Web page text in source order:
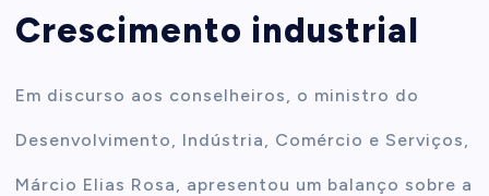
Crescimento industrial
Em discurso aos conselheiros, o ministro do
Desenvolvimento, Indústria, Comércio e Serviços,
Márcio Elias Rosa, apresentou um balanço sobre a